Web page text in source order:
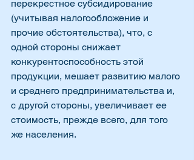
перекрестное субсидирование
(учитывая налогообложение и
прочие обстоятельства), что, с
одной стороны снижает
конкурентоспособность этой
продукции, мешает развитию малого
и среднего предпринимательства и,
с другой стороны, увеличивает ее
стоимость, прежде всего, для того
же населения.